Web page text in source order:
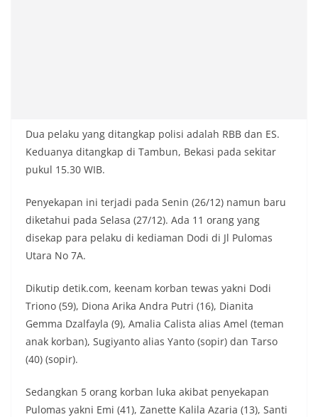
Dua pelaku yang ditangkap polisi adalah RBB dan ES.
Keduanya ditangkap di Tambun, Bekasi pada sekitar
pukul 15.30 WIB.
Penyekapan ini terjadi pada Senin (26/12) namun baru
diketahui pada Selasa (27/12). Ada 11 orang yang
disekap para pelaku di kediaman Dodi di Jl Pulomas
Utara No 7A.
Dikutip detik.com, keenam korban tewas yakni Dodi
Triono (59), Diona Arika Andra Putri (16), Dianita
Gemma Dzalfayla (9), Amalia Calista alias Amel (teman
anak korban), Sugiyanto alias Yanto (sopir) dan Tarso
(40) (sopir).
Sedangkan 5 orang korban luka akibat penyekapan
Pulomas yakni Emi (41), Zanette Kalila Azaria (13), Santi